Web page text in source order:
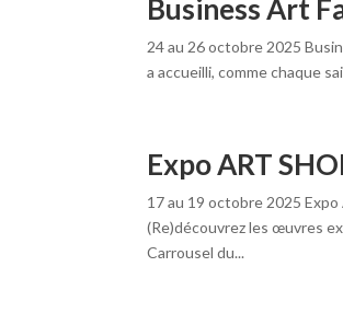
Business Art
24 au 26 octobre 2025
a accueilli, comme chaque
Expo ART
17 au 19 octobre 2025
(Re)découvrez les œuvres
Carrousel du...